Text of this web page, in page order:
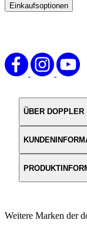
Einkaufsoptionen
ÜBER DOPPLER
Weitere Marken der